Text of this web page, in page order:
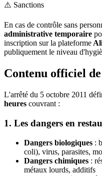
⚠️ Sanctions
En cas de contrôle sans
administrative temporaire
inscription sur la plateforme
publiquement le niveau
Contenu officiel
L'arrêté du 5 octobre 2011
heures couvrant :
1. Les dangers en
Dangers biologiques :
coli), virus, parasites,
Dangers chimiques :
métaux lourds, additifs